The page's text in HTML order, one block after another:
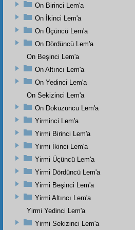
On Birinci Lem'a
On İkinci Lem'a
On Üçüncü Lem'a
On Dördüncü Lem'a
On Beşinci Lem'a
On Altıncı Lem'a
On Yedinci Lem'a
On Sekizinci Lem'a
On Dokuzuncu Lem'a
Yirminci Lem'a
Yirmi Birinci Lem'a
Yirmi İkinci Lem'a
Yirmi Üçüncü Lem'a
Yirmi Dördüncü Lem'a
Yirmi Beşinci Lem'a
Yirmi Altıncı Lem'a
Yirmi Yedinci Lem'a
Yirmi Sekizinci Lem'a